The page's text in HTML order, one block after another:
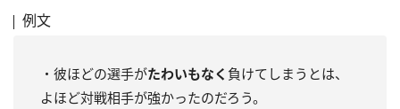
例文
・彼ほどの選手がたわいもなく 負けてしまうとは、
よほど対戦相手が強かったのだろう。